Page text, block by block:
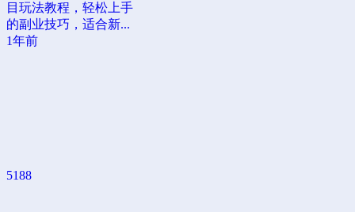
目玩法教程，轻松上手
的副业技巧，适合新...
1年前
5188